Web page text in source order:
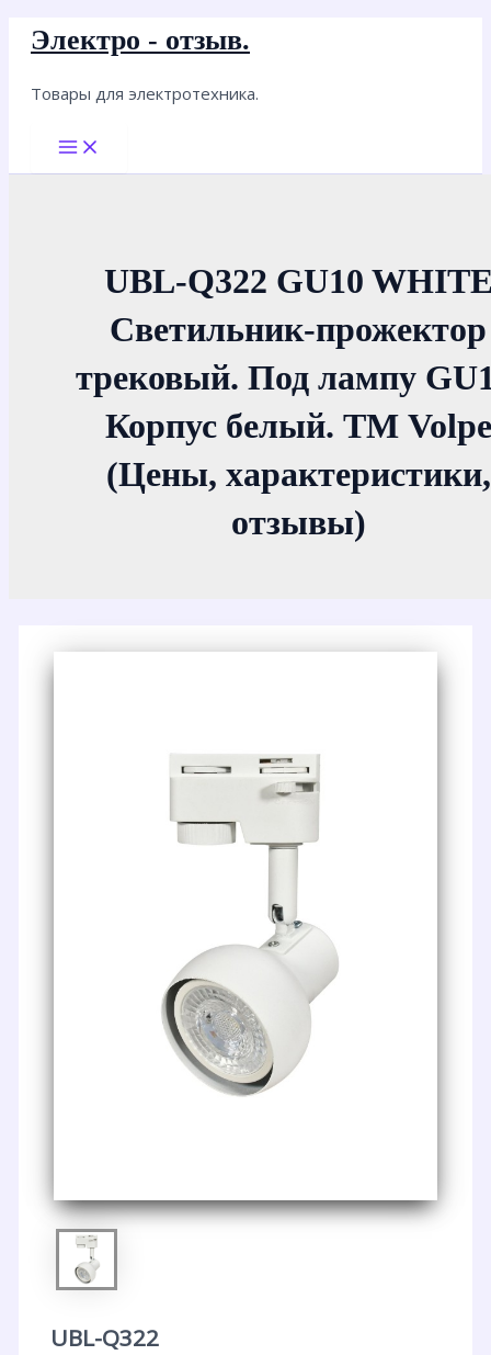
Перейти
содержимому
Электро - отзыв.
Товары для электротехника.
Main
Menu
UBL-Q322 GU10
Светильник-прожектор
трековый. Под лампу
Корпус белый. ТМ Volpe
(Цены, характеристики,
отзывы)
UBL-Q322